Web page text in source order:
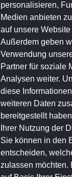
personalisieren,
Medien anbieten
auf unsere
Außerdem geben
Verwendung
Partner für soziale
Analysen weiter.
diese
weiteren Daten
bereitgestellt
Ihrer Nutzung der
Sie können in den
entscheiden,
zulassen möchten.
KONTO